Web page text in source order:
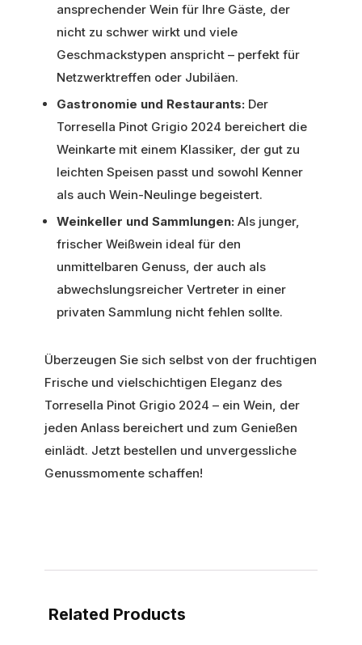
ansprechender Wein für Ihre Gäste, der
nicht zu schwer wirkt und viele
Geschmackstypen anspricht – perfekt für
Netzwerktreffen oder Jubiläen.
Gastronomie und Restaurants: Der
Torresella Pinot Grigio 2024 bereichert die
Weinkarte mit einem Klassiker, der gut zu
leichten Speisen passt und sowohl Kenner
als auch Wein-Neulinge begeistert.
Weinkeller und Sammlungen: Als junger,
frischer Weißwein ideal für den
unmittelbaren Genuss, der auch als
abwechslungsreicher Vertreter in einer
privaten Sammlung nicht fehlen sollte.
Überzeugen Sie sich selbst von der fruchtigen
Frische und vielschichtigen Eleganz des
Torresella Pinot Grigio 2024 – ein Wein, der
jeden Anlass bereichert und zum Genießen
einlädt. Jetzt bestellen und unvergessliche
Genussmomente schaffen!
Related Products